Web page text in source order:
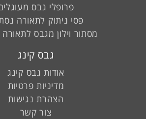
פרופלי גבס
פסי ניתוק לתאורה
מסתור וילון מגבס
גבס קינג
אודות גבס קינג
מדיניות פרטיות
הצהרת נגישות
צור קשר